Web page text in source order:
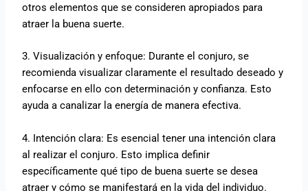
otros elementos que se consideren apropiados para
atraer la buena suerte.
3. Visualización y enfoque: Durante el conjuro, se
recomienda visualizar claramente el resultado deseado y
enfocarse en ello con determinación y confianza. Esto
ayuda a canalizar la energía de manera efectiva.
4. Intención clara: Es esencial tener una intención clara
al realizar el conjuro. Esto implica definir
específicamente qué tipo de buena suerte se desea
atraer y cómo se manifestará en la vida del individuo.